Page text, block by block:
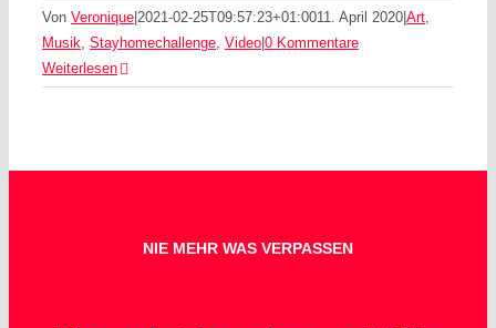
Von Veronique 2021-02-25T09:57:23+01:0011. April 2020 Art,
Musik, Stayhomechallenge, Video 0 Kommentare
Weiterlesen
NIE MEHR WAS VERPASSEN